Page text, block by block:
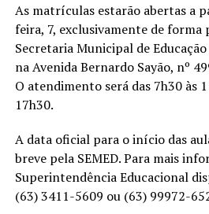
As matrículas estarão abertas a
feira, 7, exclusivamente de forma
Secretaria Municipal de
na Avenida Bernardo Sayão, nº
O atendimento será das 7h30 às
17h30.
A data oficial para o início das
breve pela SEMED. Para mais
Superintendência Educacional
(63) 3411-5609 ou (63) 99972-